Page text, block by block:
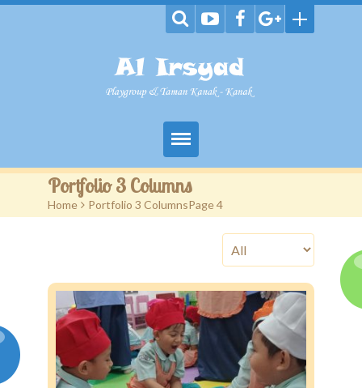
Home
Profil Sekolah
Gallery
Blog
Contact
Portfolio 3 Columns
Home > Portfolio 3 ColumnsPage 4